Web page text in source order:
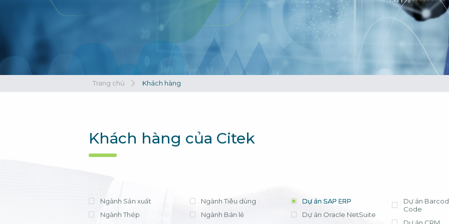
tháng, chi phí
phí license
ứng dụng
cần lựa chọn
triển khai có
Xem chi tiết
Bà Nguyễn
Trưởng Phòng
- Công ty
Trang chủ Khách hàng
Khách hàng của Citek
Ngành Sản xuất
Ngành Thép
Ngành Tiêu dùng
Ngành Bán lẻ
Dự án SAP ERP
Dự án Oracle NetSuite
Dự án
Code